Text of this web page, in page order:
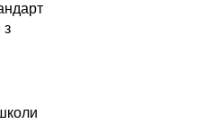
з